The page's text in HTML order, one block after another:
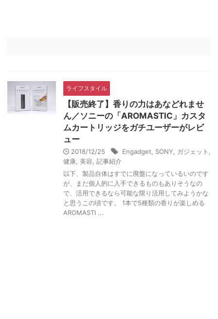
ライフスタイル
【販売終了】香りの力はあなどれませ
ん／ソニーの「AROMASTIC」カスタ
ムカートリッジをガチユーザーがレビ
ュー
2018/12/25 Engadget SONY ガジェット
健康
美容 記事紹介
以下、製品自体はすでに廃盤になっているいのです
が、まだ個人的に入手できるものもありそうなの
で、活用できるなら可能な限り活用してみようかな
と思うこの頃です。 1本で5種類の香りが楽しめる
AROMASTI ...